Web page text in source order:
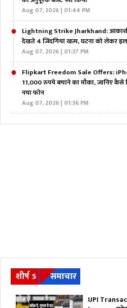
Aug 07, 2026 | 01:44 PM
Lightning Strike Jharkhand:
देखते 4 जिंदगियां खत्म, घटना को लेकर
Aug 07, 2026 | 01:37 PM
Flipkart Freedom Sale Offers:
11,000 रुपये बचाने का मौका, जानिए
नया फोन
Aug 07, 2026 | 01:36 PM
शीर्ष 5 समाचार
UPI